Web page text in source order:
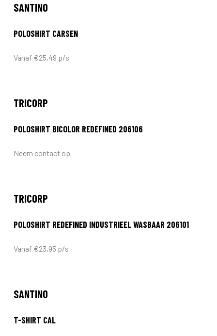
SANTINO
POLOSHIRT CARSEN
Vanaf €25,49 p/s
TRICORP
POLOSHIRT BICOLOR REDEFINED 206106
Neem contact op
TRICORP
POLOSHIRT REDEFINED INDUSTRIEEL WASBAAR 206101
Vanaf €23,95 p/s
SANTINO
T-SHIRT CAL